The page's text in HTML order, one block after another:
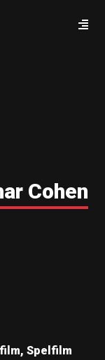
Cohen
Spelfilm